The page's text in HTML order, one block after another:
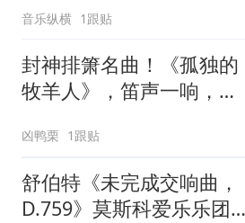
挥 根纳季・罗日杰斯特文
斯基
音乐纵横 1跟贴
封神排箫名曲！《孤独的
牧羊人》，笛声一响，瞬
凶鸭栗 1跟贴
舒伯特《未完成交响曲，
D.759》莫斯科爱乐乐团